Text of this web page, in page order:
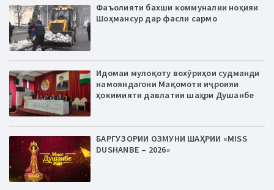
Фаъолияти бахши коммуналии ноҳияи
Шоҳмансур дар фасли сармо
Идомаи мулоқоту вохӯриҳои судманди
намояндагони Мақомоти иҷроияи
ҳокимияти давлатии шаҳри Душанбе
БАРГУЗОРИИ ОЗМУНИ ШАҲРИИ «MISS
DUSHANBE – 2026»